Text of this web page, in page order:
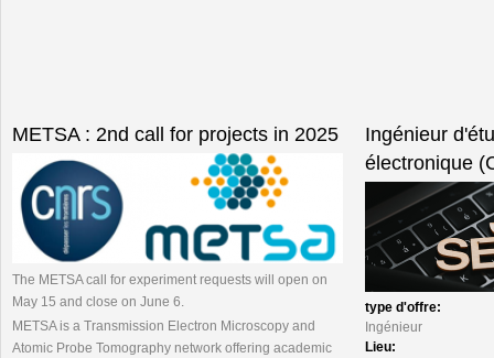
METSA : 2nd call for projects in 2025
The METSA call for experiment requests will open on
May 15 and close on June 6.
METSA is a Transmission Electron Microscopy and
Atomic Probe Tomography network offering academic
Ingénieur
électronique
type d'offre:
Ingénieur
Lieu: